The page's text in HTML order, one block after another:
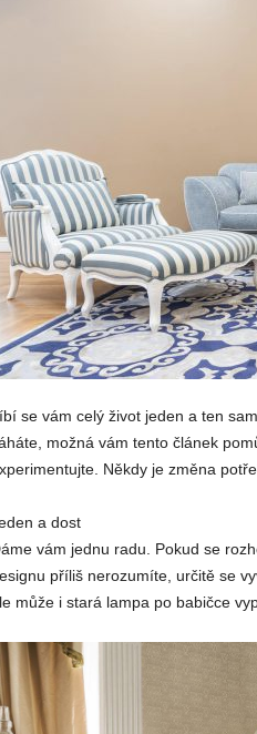
se vám celý život jeden a ten
možná vám tento článek
Někdy je změna
a dost
vám jednu radu. Pokud se
příliš nerozumíte, určitě se
může i stará lampa po babičce